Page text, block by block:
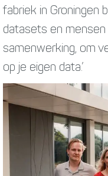
fabriek in Groningen
datasets en
samenwerking, om
op je eigen data.’